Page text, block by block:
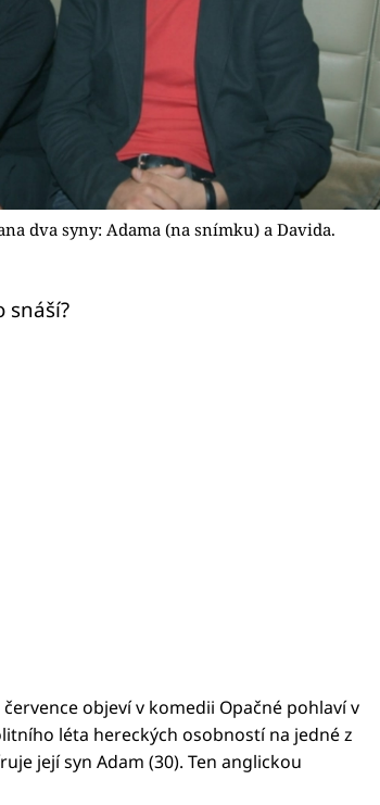
dva syny: Adama (na snímku) a Davida.
snáší?
července objeví v komedii Opačné pohlaví v
léta hereckých osobností na jedné z
její syn Adam (30). Ten anglickou